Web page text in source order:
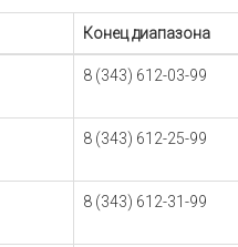
Конец диапазона
8 (343) 612-03-99
8 (343) 612-25-99
8 (343) 612-31-99